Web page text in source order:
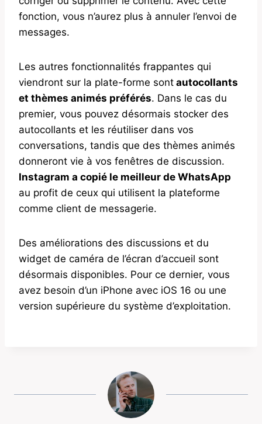
fonction, vous n’aurez plus à annuler l’envoi de
messages.
Les autres fonctionnalités frappantes qui
viendront sur la plate-forme sont autocollants
et thèmes animés préférés. Dans le cas du
premier, vous pouvez désormais stocker des
autocollants et les réutiliser dans vos
conversations, tandis que des thèmes animés
donneront vie à vos fenêtres de discussion.
Instagram a copié le meilleur de WhatsApp
au profit de ceux qui utilisent la plateforme
comme client de messagerie.
Des améliorations des discussions et du
widget de caméra de l’écran d’accueil sont
désormais disponibles. Pour ce dernier, vous
avez besoin d’un iPhone avec iOS 16 ou une
version supérieure du système d’exploitation.